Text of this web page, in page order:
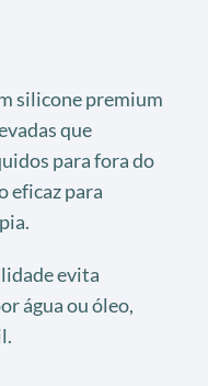
silicone premium
que
para fora do
eficaz para
evita
água ou óleo,